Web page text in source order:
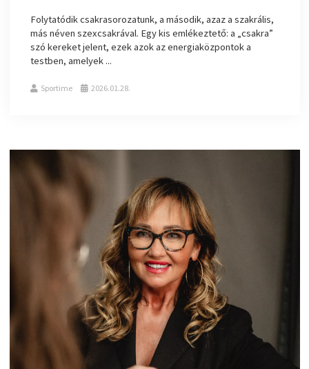
Folytatódik csakrasorozatunk, a második, azaz a szakrális,
más néven szexcsakrával. Egy kis emlékeztető: a „csakra”
szó kereket jelent, ezek azok az energiaközpontok a
testben, amelyek ...
Sportime 2026.01.28.